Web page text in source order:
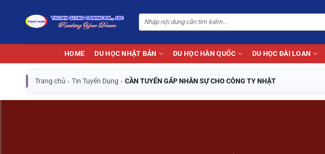
dung
HOME DU HỌC NHẬT BẢN DU HỌC HÀN QUỐC DU HỌC ĐÀI LOAN
Trang chủ » Tin Tuyển Dụng » CẦN TUYỂN GẤP NHÂN SỰ CHO CÔNG TY NHẬT